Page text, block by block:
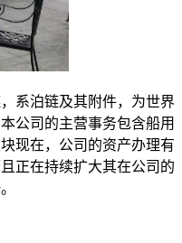
泊链及其附件，为世界
公司的主营事务包含船用
现在，公司的资产办理有
正在持续扩大其在公司的